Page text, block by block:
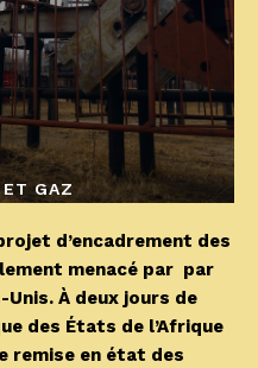
GAZ
projet d’encadrement des
menacé par par
À deux jours de
des États de l’Afrique
remise en état des